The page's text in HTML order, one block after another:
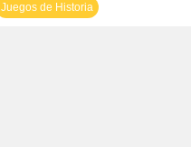
Juegos de Historia